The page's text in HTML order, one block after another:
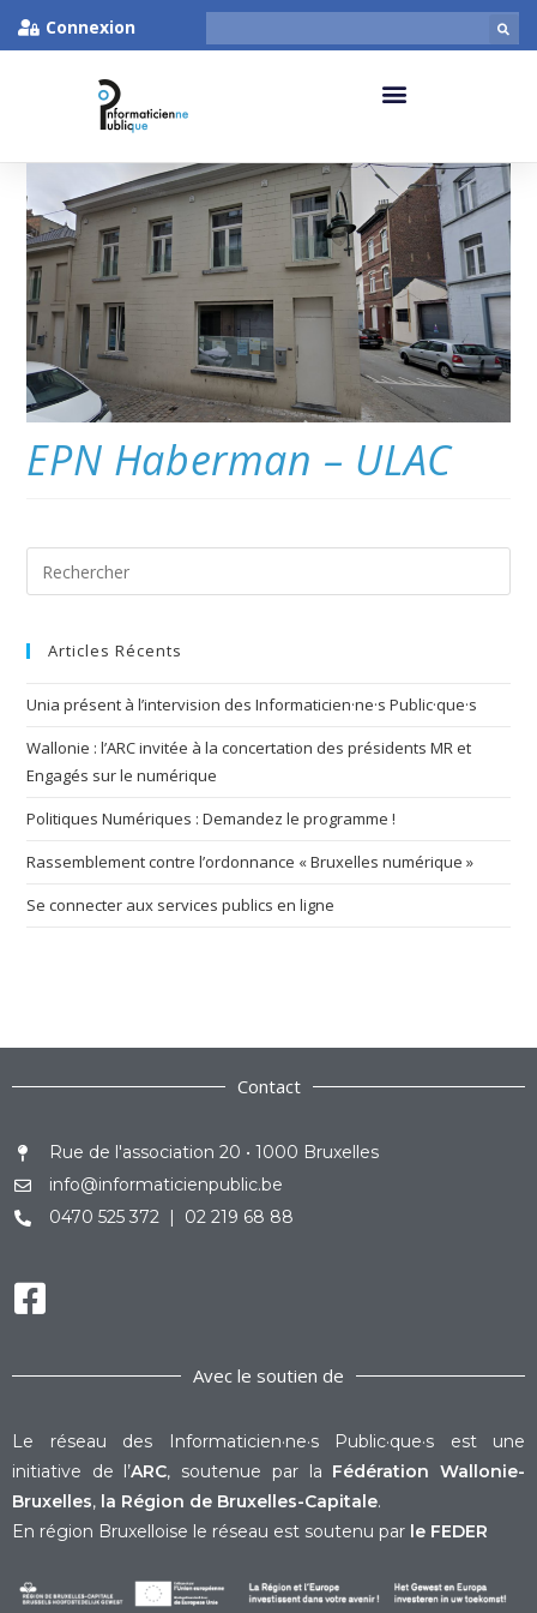
Connexion
EPN Haberman – ULAC
Articles Récents
Unia présent à l’intervision des Informaticien·ne·s Public·que·s
Wallonie : l’ARC invitée à la concertation des présidents MR et
Engagés sur le numérique
Politiques Numériques : Demandez le programme !
Rassemblement contre l’ordonnance « Bruxelles numérique »
Se connecter aux services publics en ligne
Contact
Rue de l'association 20 • 1000 Bruxelles
info@informaticienpublic.be
0470 525 372 | 02 219 68 88
Avec le soutien de
Le réseau des Informaticien·ne·s Public·que·s est une
initiative de l’ARC, soutenue par la Fédération Wallonie-
Bruxelles, la Région de Bruxelles-Capitale.
En région Bruxelloise le réseau est soutenu par le FEDER